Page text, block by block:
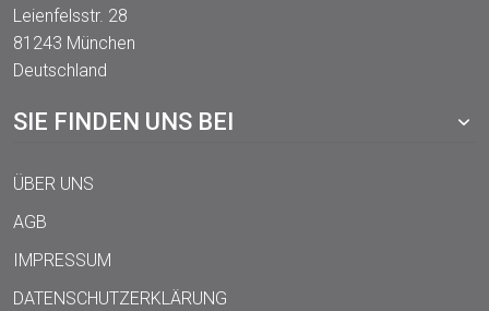
Leienfelsstr. 28
81243 München
Deutschland
SIE FINDEN UNS BEI
ÜBER UNS
AGB
IMPRESSUM
DATENSCHUTZERKLÄRUNG